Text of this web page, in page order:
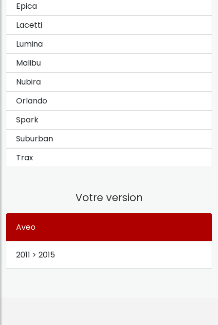
Epica
Lacetti
Lumina
Malibu
Nubira
Orlando
Spark
Suburban
Trax
Votre version
Aveo
2011 > 2015